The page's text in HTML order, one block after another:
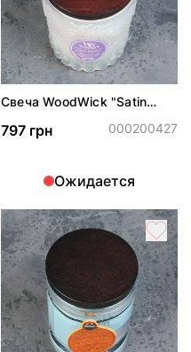
Свеча WoodWick "Satin
797 грн 000200427
Ожидается